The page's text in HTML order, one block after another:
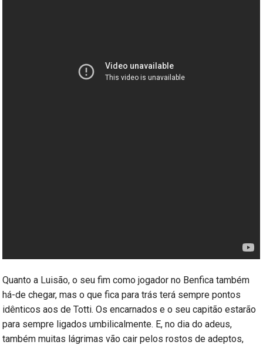
Quanto a Luisão, o seu fim como jogador no Benfica também
há-de chegar, mas o que fica para trás terá sempre pontos
idênticos aos de Totti. Os encarnados e o seu capitão estarão
para sempre ligados umbilicalmente. E, no dia do adeus,
também muitas lágrimas vão cair pelos rostos de adeptos,